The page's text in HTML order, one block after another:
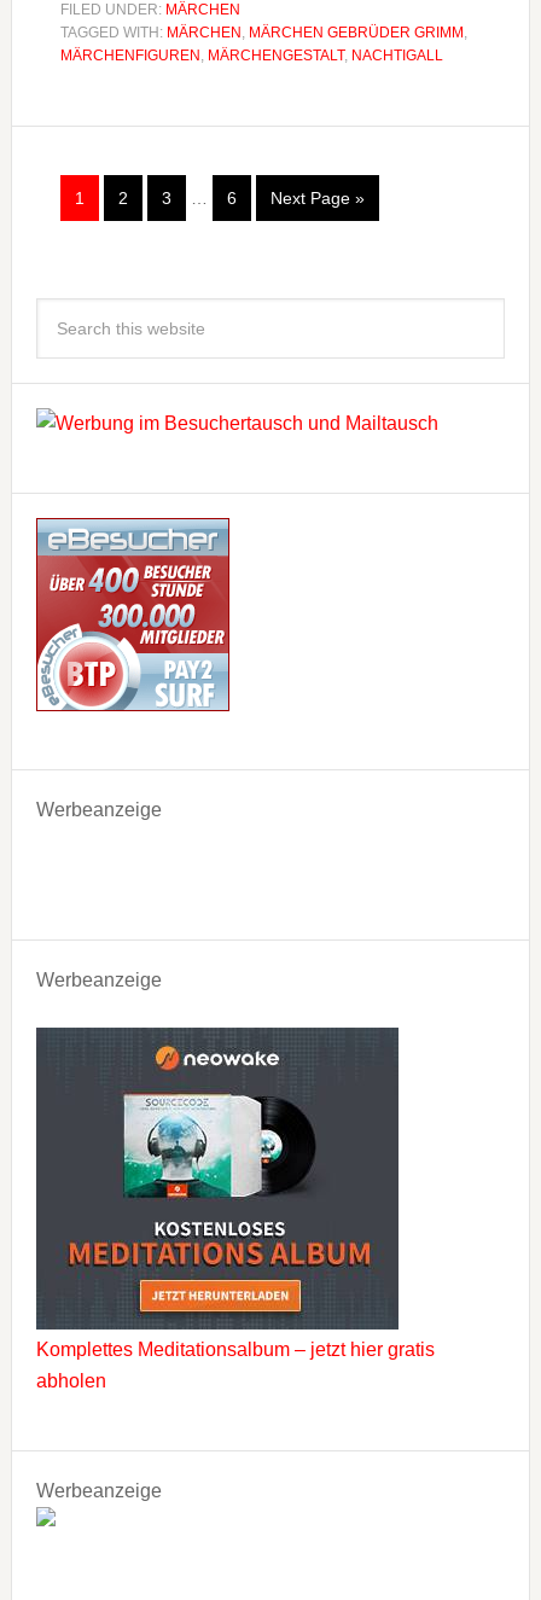
FILED UNDER: MÄRCHEN
TAGGED WITH: MÄRCHEN , MÄRCHEN GEBRÜDER GRIMM ,
MÄRCHENFIGUREN , MÄRCHENGESTALT, NACHTIGALL
1 2 3 … 6 Next Page »
Werbeanzeige
Werbeanzeige
Komplettes Meditationsalbum – jetzt hier gratis
abholen
Werbeanzeige